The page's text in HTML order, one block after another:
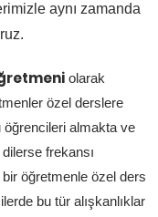
aynı zamanda
olarak
özel derslere
almakta ve
frekansı
öğretmenle özel ders
bu tür alışkanlıklar